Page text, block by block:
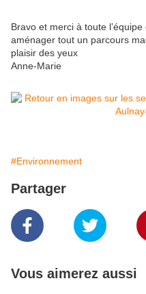
Bravo et merci à toute
aménager tout un parcours
plaisir des yeux
Anne-Marie
#Environnement
Partager
Vous aimerez aussi